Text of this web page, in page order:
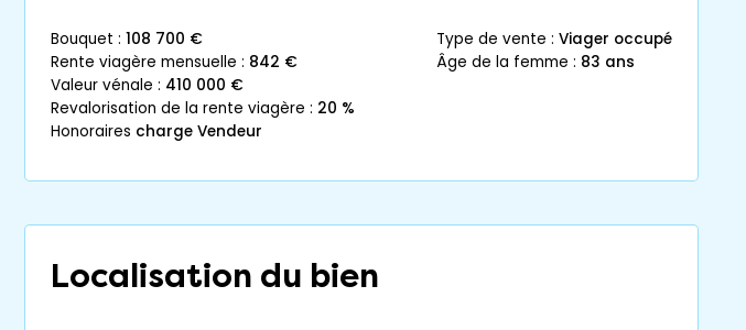
bouquet : 108 700 €
rente viagère mensuelle : 842 €
valeur vénale : 410 000 €
revalorisation de la rente viagère : 20 %
honoraires charge Vendeur
type de vente : Viager occupé
âge de la femme : 83 ans
Localisation du bien